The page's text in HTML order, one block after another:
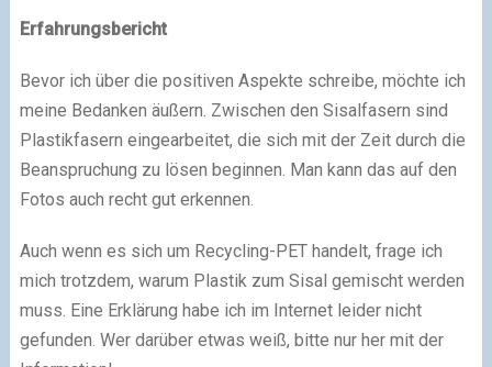
Erfahrungsbericht
Bevor ich über die positiven Aspekte schreibe, möchte ich
meine Bedanken äußern. Zwischen den Sisalfasern sind
Plastikfasern eingearbeitet, die sich mit der Zeit durch die
Beanspruchung zu lösen beginnen. Man kann das auf den
Fotos auch recht gut erkennen.
Auch wenn es sich um Recycling-PET handelt, frage ich
mich trotzdem, warum Plastik zum Sisal gemischt werden
muss. Eine Erklärung habe ich im Internet leider nicht
gefunden. Wer darüber etwas weiß, bitte nur her mit der